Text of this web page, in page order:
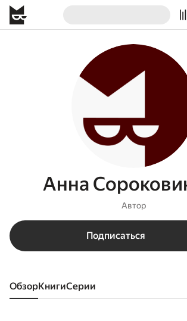
Анна
Автор
Подписаться
Обзор книги серии